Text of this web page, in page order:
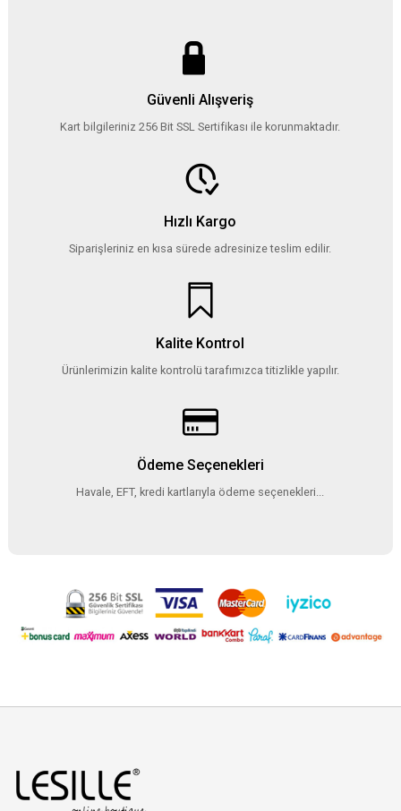
Güvenli Alışveriş
Kart bilgileriniz 256 Bit SSL Sertifikası ile korunmaktadır.
Hızlı Kargo
Siparişleriniz en kısa sürede adresinize teslim edilir.
Kalite Kontrol
Ürünlerimizin kalite kontrolü tarafımızca titizlikle yapılır.
Ödeme Seçenekleri
Havale, EFT, kredi kartlarıyla ödeme seçenekleri...